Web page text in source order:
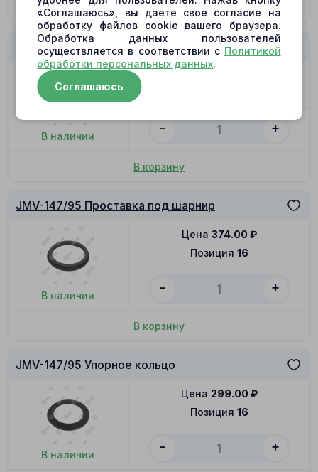
По запросу
JMV-147/95 Упорное кольцо
В наличии
- +
В корзину
JMV-147/95 Проставка под шарнир
В наличии
Позиция 16
Цена 374.00 ₽
- +
В корзину
JMV-147/95 Упорное кольцо
В наличии
Позиция 16
Цена 299.00 ₽
- +
«Соглашаюсь», вы даете свое согласие на
обработку файлов cookie вашего браузера.
Обработка данных пользователей
осуществляется в соответствии с Политикой
обработки персональных данных.
Соглашаюсь